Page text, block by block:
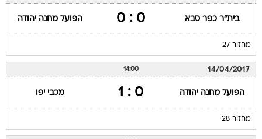
בית"ר כפר סבא 0 : 0 הפועל מחנה יהודה
מחזור 27
14/04/2017
14:00
הפועל מחנה יהודה 0 : 1 מכבי יפו
מחזור 28